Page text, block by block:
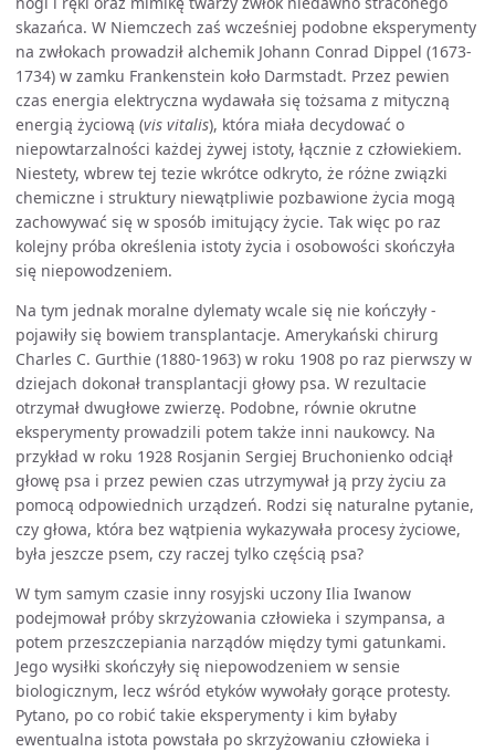
skazańca. W Niemczech zaś wcześniej podobne eksperymenty
na zwłokach prowadził alchemik Johann Conrad Dippel (1673-
1734) w zamku Frankenstein koło Darmstadt. Przez pewien
czas energia elektryczna wydawała się tożsama z mityczną
energią życiową (vis vitalis), która miała decydować o
niepowtarzalności każdej żywej istoty, łącznie z człowiekiem.
Niestety, wbrew tej tezie wkrótce odkryto, że różne związki
chemiczne i struktury niewątpliwie pozbawione życia mogą
zachowywać się w sposób imitujący życie. Tak więc po raz
kolejny próba określenia istoty życia i osobowości skończyła
się niepowodzeniem.
Na tym jednak moralne dylematy wcale się nie kończyły -
pojawiły się bowiem transplantacje. Amerykański chirurg
Charles C. Gurthie (1880-1963) w roku 1908 po raz pierwszy w
dziejach dokonał transplantacji głowy psa. W rezultacie
otrzymał dwugłowe zwierzę. Podobne, równie okrutne
eksperymenty prowadzili potem także inni naukowcy. Na
przykład w roku 1928 Rosjanin Sergiej Bruchonienko odciął
głowę psa i przez pewien czas utrzymywał ją przy życiu za
pomocą odpowiednich urządzeń. Rodzi się naturalne pytanie,
czy głowa, która bez wątpienia wykazywała procesy życiowe,
była jeszcze psem, czy raczej tylko częścią psa?
W tym samym czasie inny rosyjski uczony Ilia Iwanow
podejmował próby skrzyżowania człowieka i szympansa, a
potem przeszczepiania narządów między tymi gatunkami.
Jego wysiłki skończyły się niepowodzeniem w sensie
biologicznym, lecz wśród etyków wywołały gorące protesty.
Pytano, po co robić takie eksperymenty i kim byłaby
ewentualna istota powstała po skrzyżowaniu człowieka i